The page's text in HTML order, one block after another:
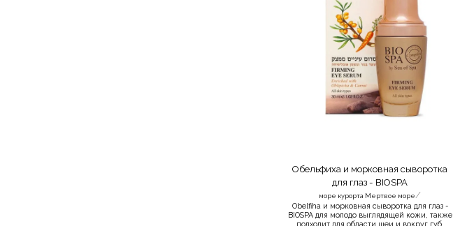
Обельфиха и морковная сыворотка
для глаз - BIOSPA
море курорта Мертвое море/
Obelfiha и морковная сыворотка для глаз -
BIOSPA для молодо выглядящей кожи, также
подходит для области шеи и вокруг губ.